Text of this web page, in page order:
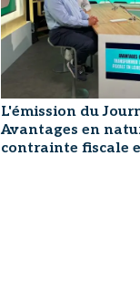
L'émission du
Avantages en
contrainte fiscale